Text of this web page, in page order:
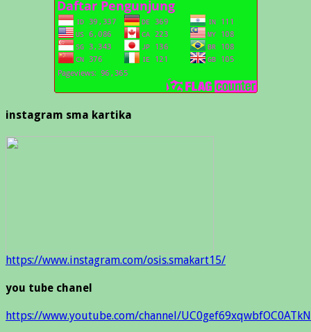
instagram sma kartika
https://www.instagram.com/osis.smakart15/
you tube chanel
https://www.youtube.com/channel/